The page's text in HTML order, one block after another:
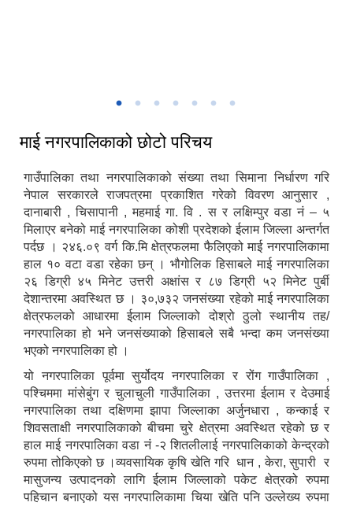
माई नगरपालिकाको छोटो परिचय
गाउँपालिका तथा नगरपालिकाको संख्या तथा सिमाना निर्धारण गरि
नेपाल सरकारले राजपत्रमा प्रकाशित गरेको विवरण आनुसार ,
दानाबारी , चिसापानी , महमाई गा. वि . स र लक्षिम्पुर वडा नं – ५
मिलाएर बनेको माई नगरपालिका कोशी प्रदेशको ईलाम जिल्ला अन्तर्गत
पर्दछ । २४६.०९ वर्ग कि.मि क्षेत्रफलमा फैलिएको माई नगरपालिकामा
हाल १० वटा वडा रहेका छन् । भौगोलिक हिसाबले माई नगरपालिका
२६ डिग्री ४५ मिनेट उत्तरी अक्षांस र ८७ डिग्री ५२ मिनेट पुर्बी
देशान्तरमा अवस्थित छ । ३०,७३२ जनसंख्या रहेको माई नगरपालिका
क्षेत्रफलको आधारमा ईलाम जिल्लाको दोश्रो ठुलो स्थानीय तह/
नगरपालिका हो भने जनसंख्याको हिसाबले सबै भन्दा कम जनसंख्या
भएको नगरपालिका हो ।
यो नगरपालिका पूर्वमा सुर्योदय नगरपालिका र रोंग गाउँपालिका ,
पश्चिममा मांसेबुंग र चुलाचुली गाउँपालिका , उत्तरमा ईलाम र देउमाई
नगरपालिका तथा दक्षिणमा झापा जिल्लाका अर्जुनधारा , कन्काई र
शिवसताक्षी नगरपालिकाको बीचमा चुरे क्षेत्रमा अवस्थित रहेको छ र
हाल माई नगरपालिका वडा नं -२ शितलीलाई नगरपालिकाको केन्द्रको
रुपमा तोकिएको छ ।व्यवसायिक कृषि खेति गरि धान , केरा, सुपारी र
मासुजन्य उत्पादनको लागि ईलाम जिल्लाको पकेट क्षेत्रको रुपमा
पहिचान बनाएको यस नगरपालिकामा चिया खेति पनि उल्लेख्य रुपमा